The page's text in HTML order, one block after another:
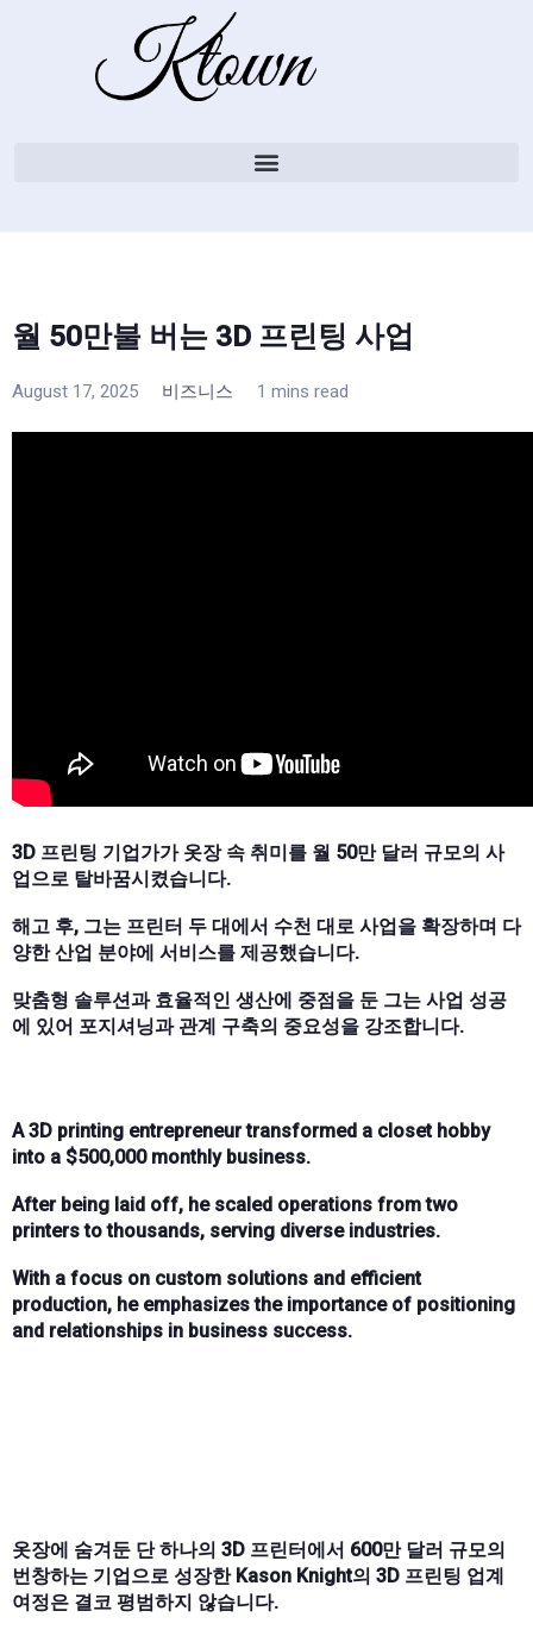
월 50만불 버는 3D 프린팅 사업
August 17, 2025 비즈니스 1 mins read
3D 프린팅 기업가가 옷장 속 취미를 월 50만 달러 규모의 사
업으로 탈바꿈시켰습니다.
해고 후, 그는 프린터 두 대에서 수천 대로 사업을 확장하며 다
양한 산업 분야에 서비스를 제공했습니다.
맞춤형 솔루션과 효율적인 생산에 중점을 둔 그는 사업 성공
에 있어 포지셔닝과 관계 구축의 중요성을 강조합니다.
A 3D printing entrepreneur transformed a closet hobby
into a $500,000 monthly business.
After being laid off, he scaled operations from two
printers to thousands, serving diverse industries.
With a focus on custom solutions and efficient
production, he emphasizes the importance of positioning
and relationships in business success.
옷장에 숨겨둔 단 하나의 3D 프린터에서 600만 달러 규모의
번창하는 기업으로 성장한 Kason Knight의 3D 프린팅 업계
여정은 결코 평범하지 않습니다.